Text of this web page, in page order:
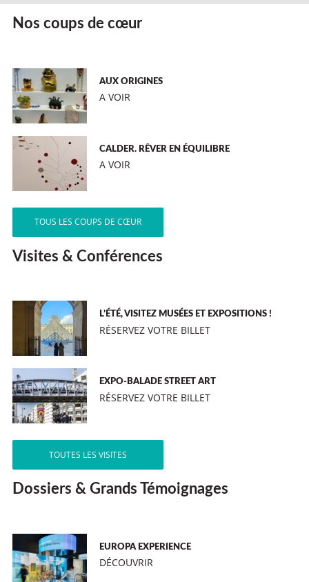
Nos coups de cœur
AUX ORIGINES
A VOIR
CALDER. RÊVER EN ÉQUILIBRE
A VOIR
TOUS LES COUPS DE CŒUR
Visites & Conférences
L’ÉTÉ, VISITEZ MUSÉES ET EXPOSITIONS !
RÉSERVEZ VOTRE BILLET
EXPO-BALADE STREET ART
RÉSERVEZ VOTRE BILLET
TOUTES LES VISITES
Dossiers & Grands Témoignages
EUROPA EXPERIENCE
DÉCOUVRIR